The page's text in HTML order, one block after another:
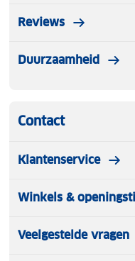
Reviews
Duurzaamheid
Contact
Klantenservice
Winkels &
Veelgestelde vragen